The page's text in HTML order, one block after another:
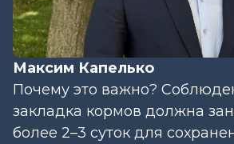
Максим Капелько
Почему это важно?
закладка кормов должна
более 2–3 суток для